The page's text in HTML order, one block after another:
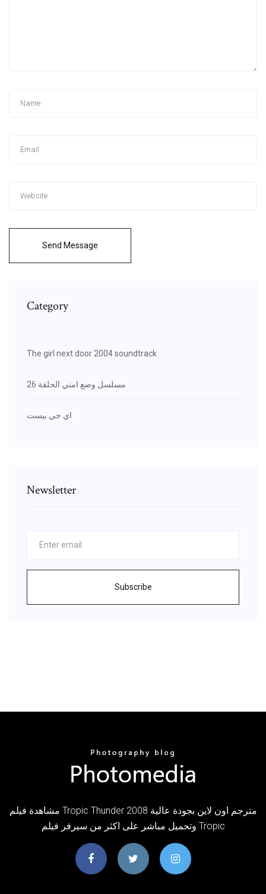
Send Message
Category
The girl next door 2004 soundtrack
مسلسل وضع امني الحلقة 26
اي جي بيست
Newsletter
Subscribe
مشاهدة فيلم Tropic Thunder 2008 مترجم اون لاين بجودة عالية
وتحميل مباشر على اكثر من سيرفر فيلم Tropic